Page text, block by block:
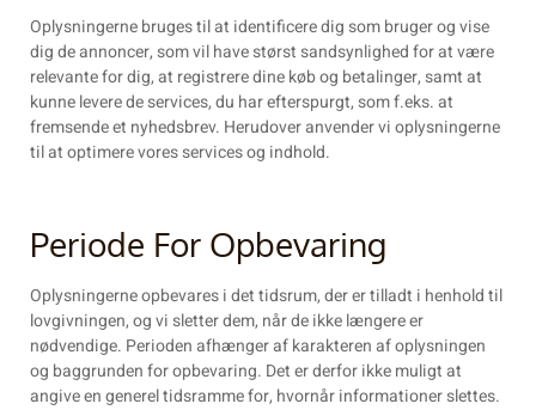
Oplysningerne bruges til at identificere dig som bruger og vise
dig de annoncer, som vil have størst sandsynlighed for at være
relevante for dig, at registrere dine køb og betalinger, samt at
kunne levere de services, du har efterspurgt, som f.eks. at
fremsende et nyhedsbrev. Herudover anvender vi oplysningerne
til at optimere vores services og indhold.
Periode For Opbevaring
Oplysningerne opbevares i det tidsrum, der er tilladt i henhold til
lovgivningen, og vi sletter dem, når de ikke længere er
nødvendige. Perioden afhænger af karakteren af oplysningen
og baggrunden for opbevaring. Det er derfor ikke muligt at
angive en generel tidsramme for, hvornår informationer slettes.